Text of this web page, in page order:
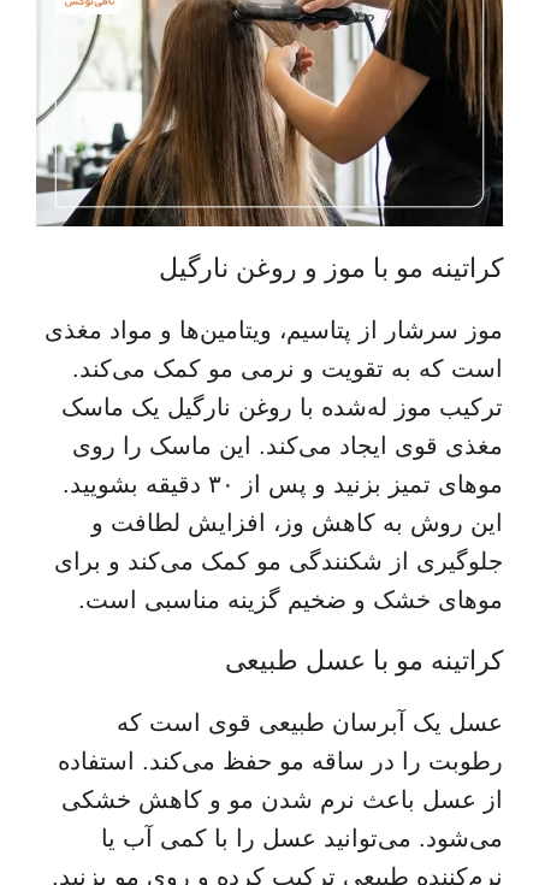
کراتینه مو با موز و روغن نارگیل
موز سرشار از پتاسیم، ویتامین‌ها و مواد مغذی
است که به تقویت و نرمی مو کمک می‌کند.
ترکیب موز له‌شده با روغن نارگیل یک ماسک
مغذی قوی ایجاد می‌کند. این ماسک را روی
موهای تمیز بزنید و پس از ۳۰ دقیقه بشویید.
این روش به کاهش وز، افزایش لطافت و
جلوگیری از شکنندگی مو کمک می‌کند و برای
موهای خشک و ضخیم گزینه مناسبی است.
کراتینه مو با عسل طبیعی
عسل یک آبرسان طبیعی قوی است که
رطوبت را در ساقه مو حفظ می‌کند. استفاده
از عسل باعث نرم شدن مو و کاهش خشکی
می‌شود. می‌توانید عسل را با کمی آب یا
نرم‌کننده طبیعی ترکیب کرده و روی مو بزنید.